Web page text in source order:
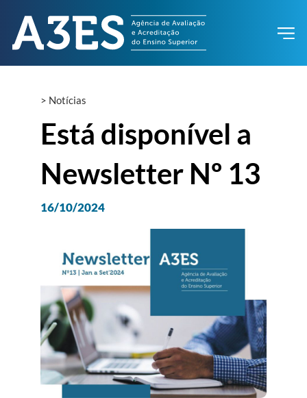
> Notícias
Está disponível a
Newsletter Nº 13
16/10/2024